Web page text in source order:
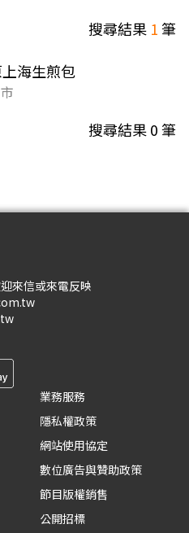
搜尋結果 1筆
海生煎包
搜尋結果0筆
來信或來電反映
業務服務
隱私權政策
網站使用協定
數位廣告與贊助政策
節目版權銷售
公開招標